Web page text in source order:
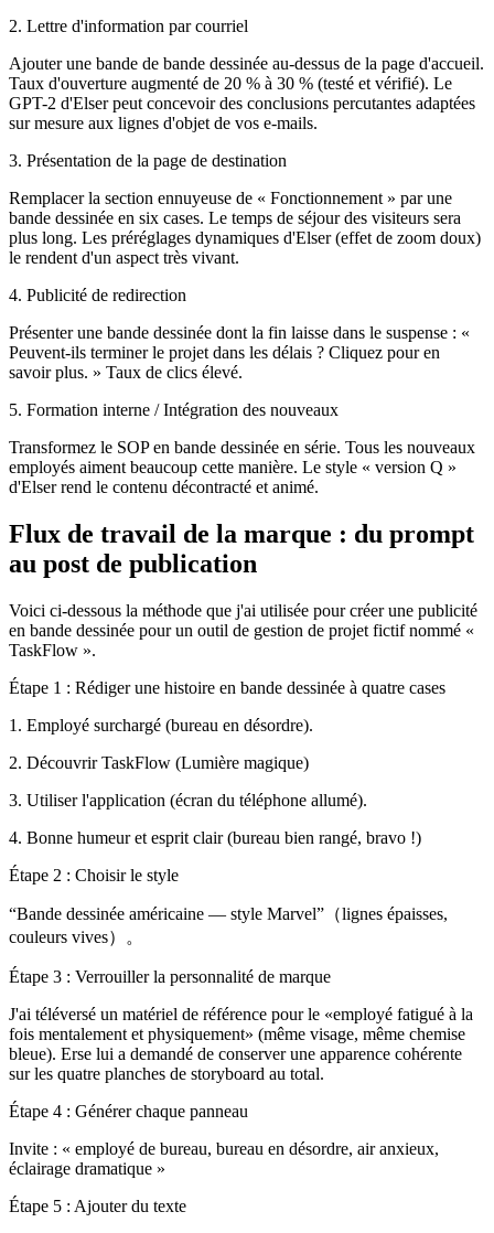
2. Lettre d'information par courriel
Ajouter une bande de bande dessinée au-dessus de la page d'accueil.
Taux d'ouverture augmenté de 20 % à 30 % (testé et vérifié). Le
GPT-2 d'Elser peut concevoir des conclusions percutantes adaptées
sur mesure aux lignes d'objet de vos e-mails.
3. Présentation de la page de destination
Remplacer la section ennuyeuse de « Fonctionnement » par une
bande dessinée en six cases. Le temps de séjour des visiteurs sera
plus long. Les préréglages dynamiques d'Elser (effet de zoom doux)
le rendent d'un aspect très vivant.
4. Publicité de redirection
Présenter une bande dessinée dont la fin laisse dans le suspense : «
Peuvent-ils terminer le projet dans les délais ? Cliquez pour en
savoir plus. » Taux de clics élevé.
5. Formation interne / Intégration des nouveaux
Transformez le SOP en bande dessinée en série. Tous les nouveaux
employés aiment beaucoup cette manière. Le style « version Q »
d'Elser rend le contenu décontracté et animé.
Flux de travail de la marque : du prompt
au post de publication
Voici ci-dessous la méthode que j'ai utilisée pour créer une publicité
en bande dessinée pour un outil de gestion de projet fictif nommé «
TaskFlow ».
Étape 1 : Rédiger une histoire en bande dessinée à quatre cases
1. Employé surchargé (bureau en désordre).
2. Découvrir TaskFlow (Lumière magique)
3. Utiliser l'application (écran du téléphone allumé).
4. Bonne humeur et esprit clair (bureau bien rangé, bravo !)
Étape 2 : Choisir le style
“Bande dessinée américaine — style Marvel”（lignes épaisses,
couleurs vives）。
Étape 3 : Verrouiller la personnalité de marque
J'ai téléversé un matériel de référence pour le «employé fatigué à la
fois mentalement et physiquement» (même visage, même chemise
bleue). Erse lui a demandé de conserver une apparence cohérente
sur les quatre planches de storyboard au total.
Étape 4 : Générer chaque panneau
Invite : « employé de bureau, bureau en désordre, air anxieux,
éclairage dramatique »
Étape 5 : Ajouter du texte